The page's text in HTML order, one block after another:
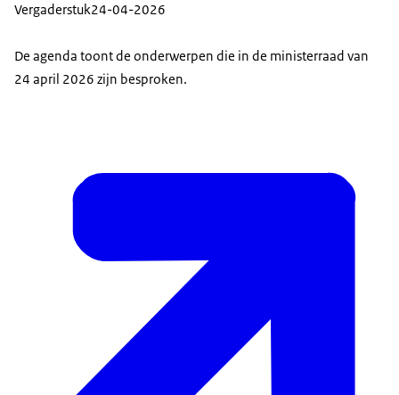
Vergaderstuk24-04-2026
De agenda toont de onderwerpen die in de ministerraad van
24 april 2026 zijn besproken.